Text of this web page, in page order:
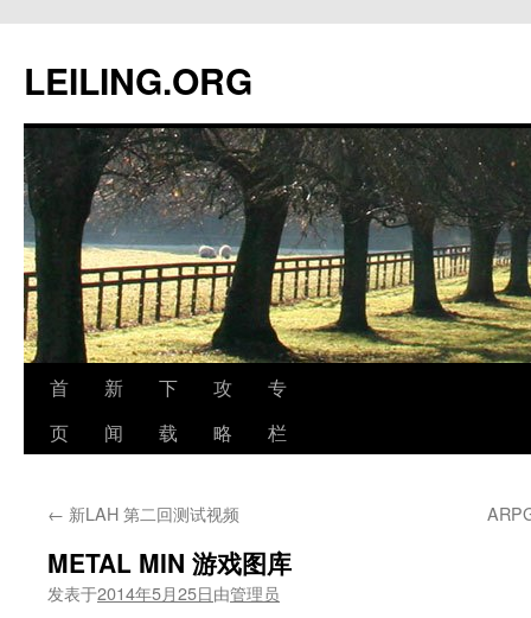
文
LEILING.ORG
首
页
新
闻
下
载
攻
略
专
栏
← 新LAH 第二回测试视频
METAL MIN 游戏图库
发表于2014年5月25日由管理员